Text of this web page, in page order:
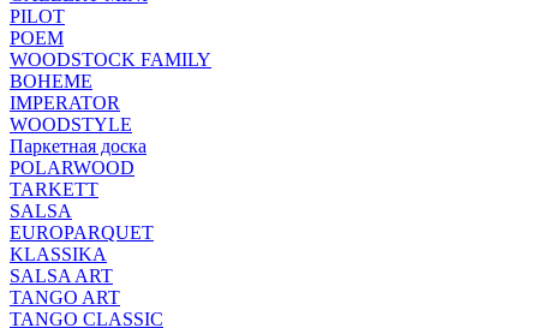
PILOT
POEM
WOODSTOCK FAMILY
BOHEME
IMPERATOR
WOODSTYLE
Паркетная доска
POLARWOOD
TARKETT
SALSA
EUROPARQUET
KLASSIKA
SALSA ART
TANGO ART
TANGO CLASSIC